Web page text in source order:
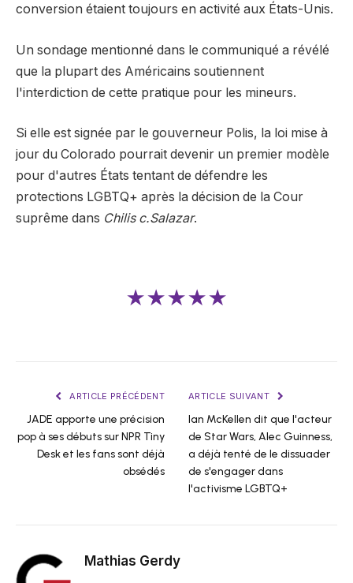
conversion étaient toujours en activité aux États-Unis.
Un sondage mentionné dans le communiqué a révélé
que la plupart des Américains soutiennent
l'interdiction de cette pratique pour les mineurs.
Si elle est signée par le gouverneur Polis, la loi mise à
jour du Colorado pourrait devenir un premier modèle
pour d'autres États tentant de défendre les
protections LGBTQ+ après la décision de la Cour
suprême dans Chilis c.Salazar.
★★★★★
ARTICLE PRÉCÉDENT
JADE apporte une précision
pop à ses débuts sur NPR Tiny
Desk et les fans sont déjà
obsédés
ARTICLE SUIVANT
Ian McKellen dit que l'acteur
de Star Wars, Alec Guinness,
a déjà tenté de le dissuader
de s'engager dans
l'activisme LGBTQ+
Mathias Gerdy